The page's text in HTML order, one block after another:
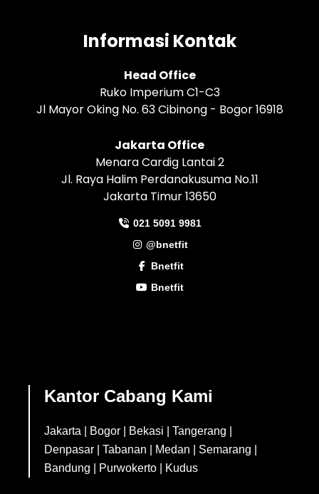
Informasi Kontak
Head Office
Ruko Imperium C1-C3
Jl Mayor Oking No. 63 Cibinong - Bogor 16918
Jakarta Office
Menara Cardig Lantai 2
Jl. Raya Halim Perdanakusuma No.11
Jakarta Timur 13650
021 5091 9981
@bnetfit
Bnetfit
Bnetfit
Kantor Cabang Kami
Jakarta Bogor Bekasi Tangerang
Denpasar
Tabanan Medan Semarang
Bandung
Purwokerto Kudus